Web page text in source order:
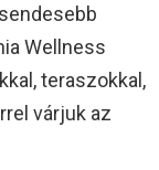
Wellness
teraszokkal,
várjuk az